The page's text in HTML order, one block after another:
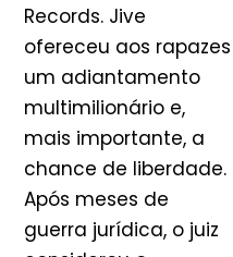
Records. Jive
ofereceu aos rapazes
um adiantamento
multimilionário e,
mais importante, a
chance de liberdade.
Após meses de
guerra jurídica, o juiz